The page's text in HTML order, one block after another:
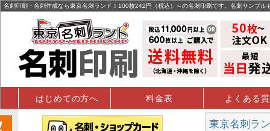
名刺印刷・名刺作成なら東京名刺ランド！100枚242円（税込）～の名刺印刷です。名刺サンプル
はじめての方へ 料金表 よくある
東京名刺ラ